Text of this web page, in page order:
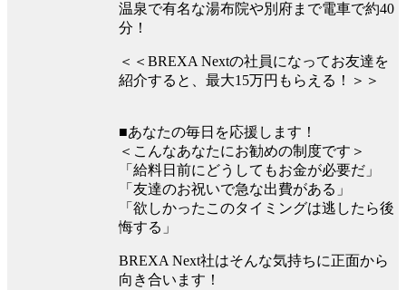
温泉で有名な湯布院や別府まで電車で約40
分！
＜＜BREXA Nextの社員になってお友達を
紹介すると、最大15万円もらえる！＞＞
■あなたの毎日を応援します！
＜こんなあなたにお勧めの制度です＞
「給料日前にどうしてもお金が必要だ」
「友達のお祝いで急な出費がある」
「欲しかったこのタイミングは逃したら後
悔する」
BREXA Next社はそんな気持ちに正面から
向き合います！